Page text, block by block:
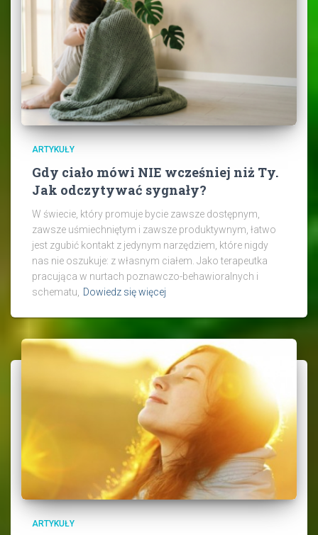
ARTYKUŁY
Gdy ciało mówi NIE wcześniej niż Ty.
Jak odczytywać sygnały?
W świecie, który promuje bycie zawsze dostępnym,
zawsze uśmiechniętym i zawsze produktywnym, łatwo
jest zgubić kontakt z jedynym narzędziem, które nigdy
nas nie oszukuje: z własnym ciałem. Jako terapeutka
pracująca w nurtach poznawczo-behawioralnych i
schematu,
Dowiedz się więcej
ARTYKUŁY